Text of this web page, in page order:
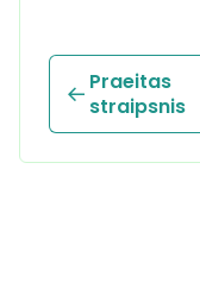
Praeitas
straipsnis